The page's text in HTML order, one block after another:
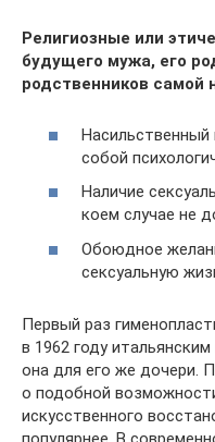
Религиозные или
будущего мужа, его
родственников самой
Насильственный
собой
Наличие
коем случае не
Обоюдное
сексуальную
Первый раз
в 1962 году
она для его же дочери.
о подобной
искусственного